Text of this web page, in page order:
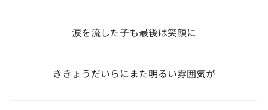
涙を流した子も最後は笑顔に
ききょうだいらにまた明るい雰囲気が